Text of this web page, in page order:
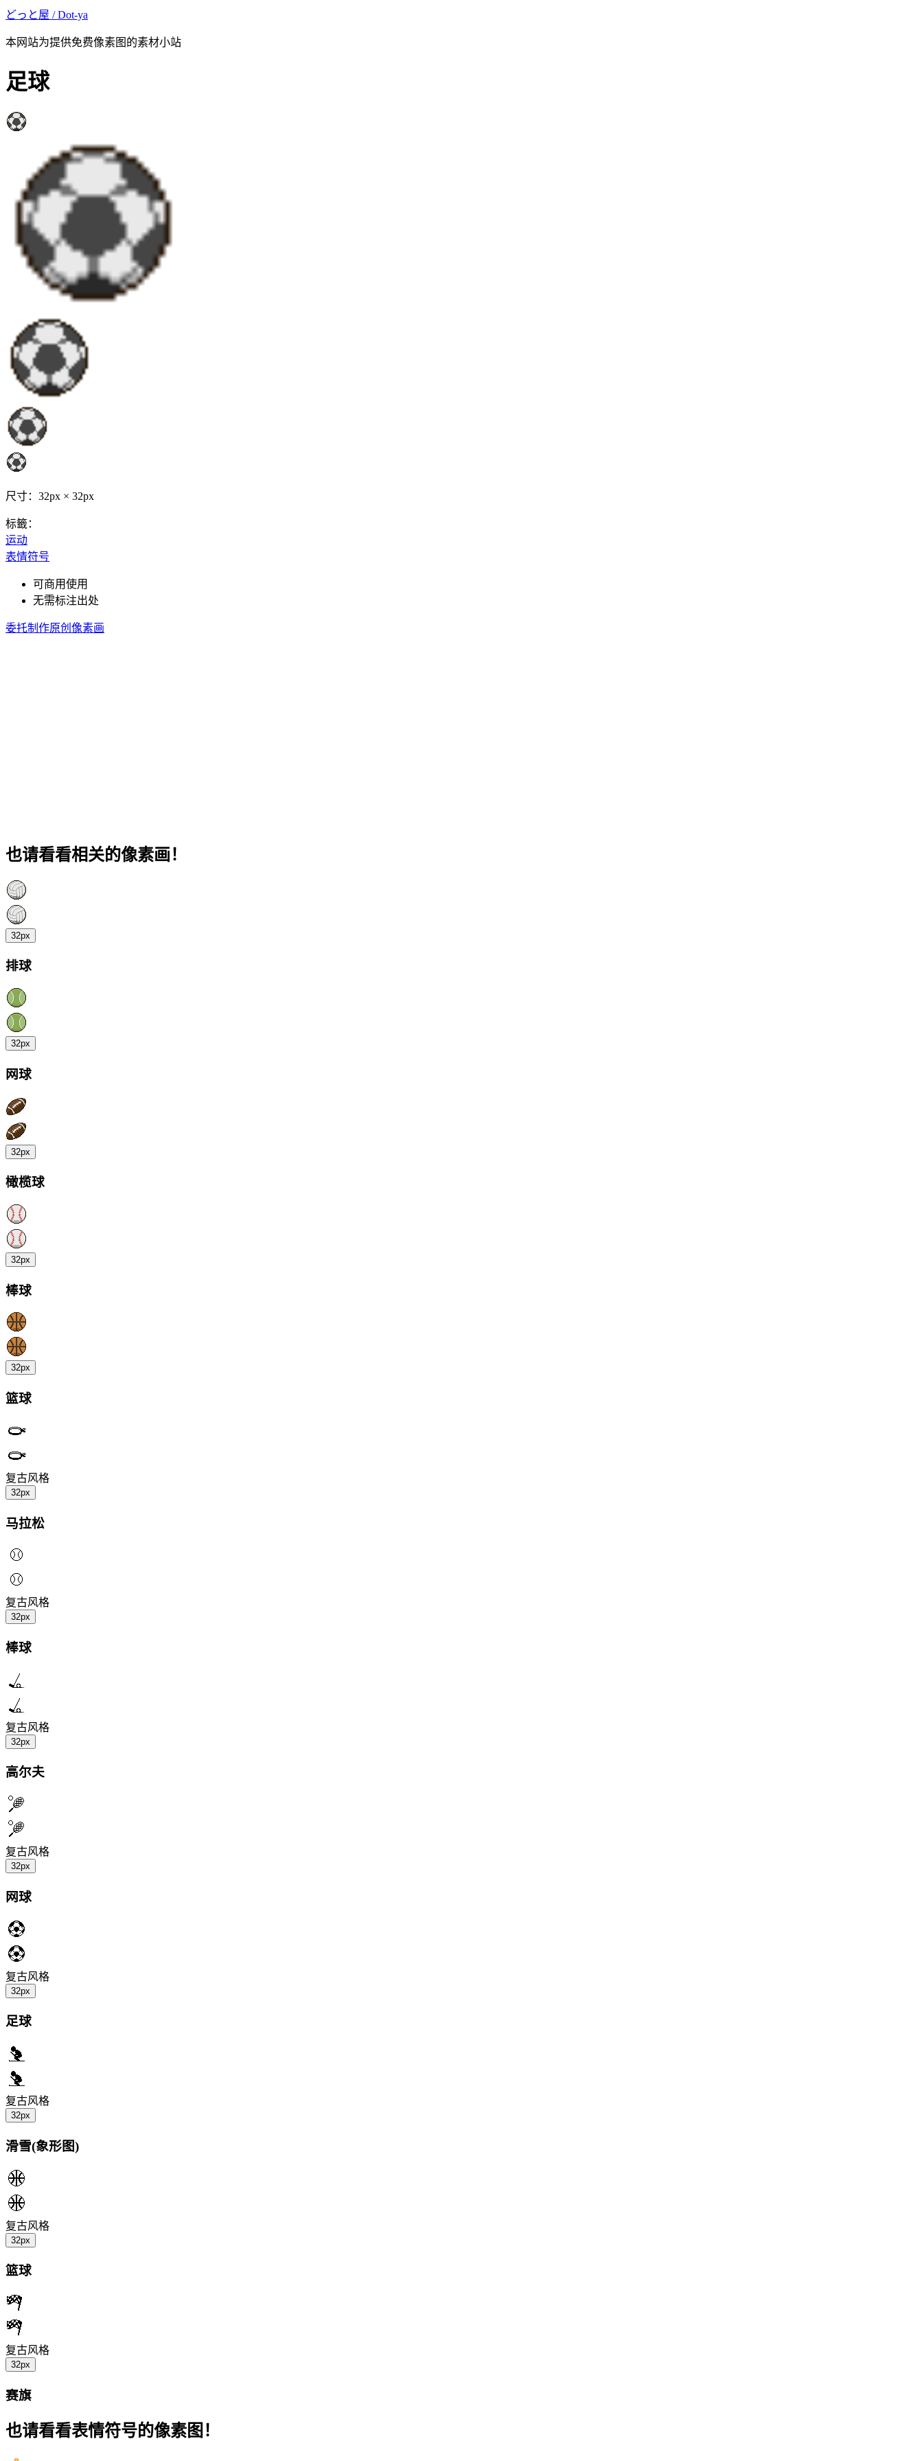
どっと屋 / Dot-ya
本网站为提供免费像素图的素材小站
足球
尺寸：32px × 32px
标籤：
运动
表情符号
可商用使用
无需标注出处
委托制作原创像素画
也请看看相关的像素画！
32px
排球
32px
网球
32px
橄榄球
32px
棒球
32px
篮球
复古风格
32px
马拉松
复古风格
32px
棒球
复古风格
32px
高尔夫
复古风格
32px
网球
复古风格
32px
足球
复古风格
32px
滑雪(象形图)
复古风格
32px
篮球
复古风格
32px
赛旗
也请看看表情符号的像素图！